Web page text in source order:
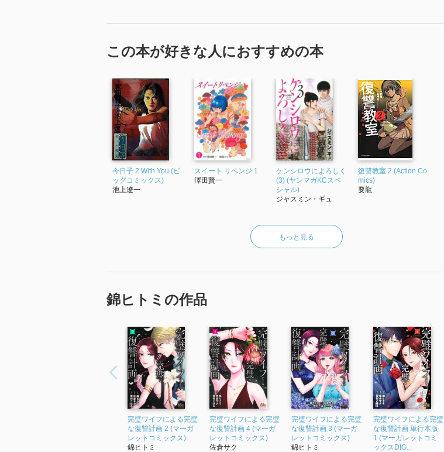
この本が好きな人におすすめの本
今日子 2 With You (ビ
ッグコミックス)
池上遼一
スイート リベンジ 1
澤田賢一
ケンシロウによろしく
(3) (ヤンマガKCスペ
シャル)
ジャスミン・ギュ
復讐教室 2 (Action Co
mics)
要龍
もっと見る
錦ヒトミの作品
完璧ワイフによる完璧
な復讐計画 2 (マーガ
レットコミックス)
錦ヒトミ
完璧ワイフによる完璧
な復讐計画 4 (マーガ
レットコミックス)
佐倉サク
完璧ワイフによる完璧
な復讐計画 3 (マーガ
レットコミックス)
錦ヒトミ
完璧ワイフによる完璧
な復讐計画 単行本版
1 (マーガレットコミ
ックスDIG...